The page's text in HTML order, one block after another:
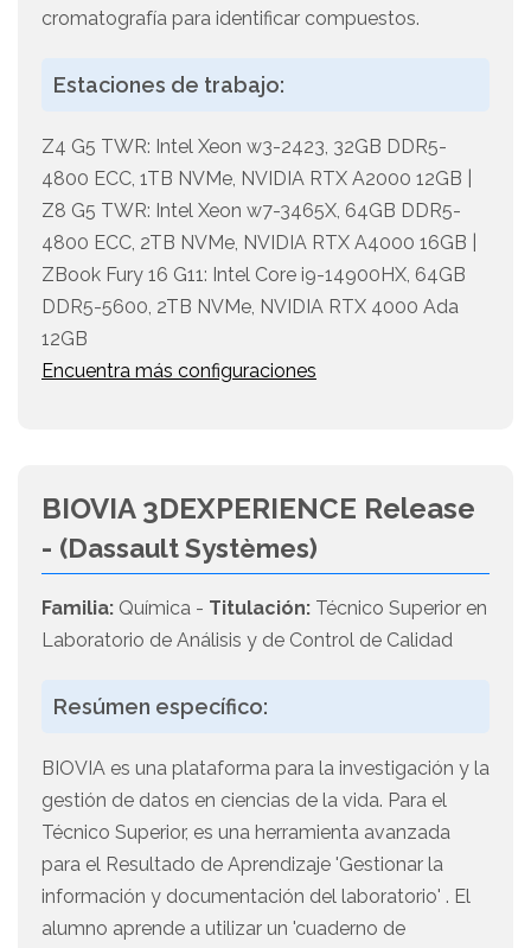
cromatografía para identificar compuestos.
Estaciones de trabajo:
Z4 G5 TWR: Intel Xeon w3-2423, 32GB DDR5-
4800 ECC, 1TB NVMe, NVIDIA RTX A2000 12GB |
Z8 G5 TWR: Intel Xeon w7-3465X, 64GB DDR5-
4800 ECC, 2TB NVMe, NVIDIA RTX A4000 16GB |
ZBook Fury 16 G11: Intel Core i9-14900HX, 64GB
DDR5-5600, 2TB NVMe, NVIDIA RTX 4000 Ada
12GB
Encuentra más configuraciones
BIOVIA 3DEXPERIENCE Release
- (Dassault Systèmes)
Familia: Química - Titulación: Técnico Superior en
Laboratorio de Análisis y de Control de Calidad
Resúmen específico:
BIOVIA es una plataforma para la investigación y la
gestión de datos en ciencias de la vida. Para el
Técnico Superior, es una herramienta avanzada
para el Resultado de Aprendizaje 'Gestionar la
información y documentación del laboratorio' . El
alumno aprende a utilizar un 'cuaderno de